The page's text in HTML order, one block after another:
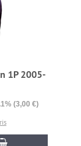
1P 2005-
(3,00 €)